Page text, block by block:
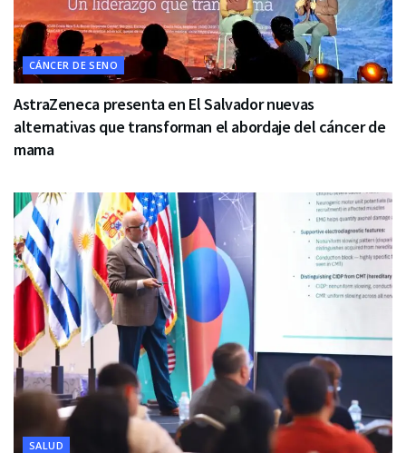
CÁNCER DE SENO
AstraZeneca presenta en El Salvador nuevas
alternativas que transforman el abordaje del cáncer de
mama
SALUD